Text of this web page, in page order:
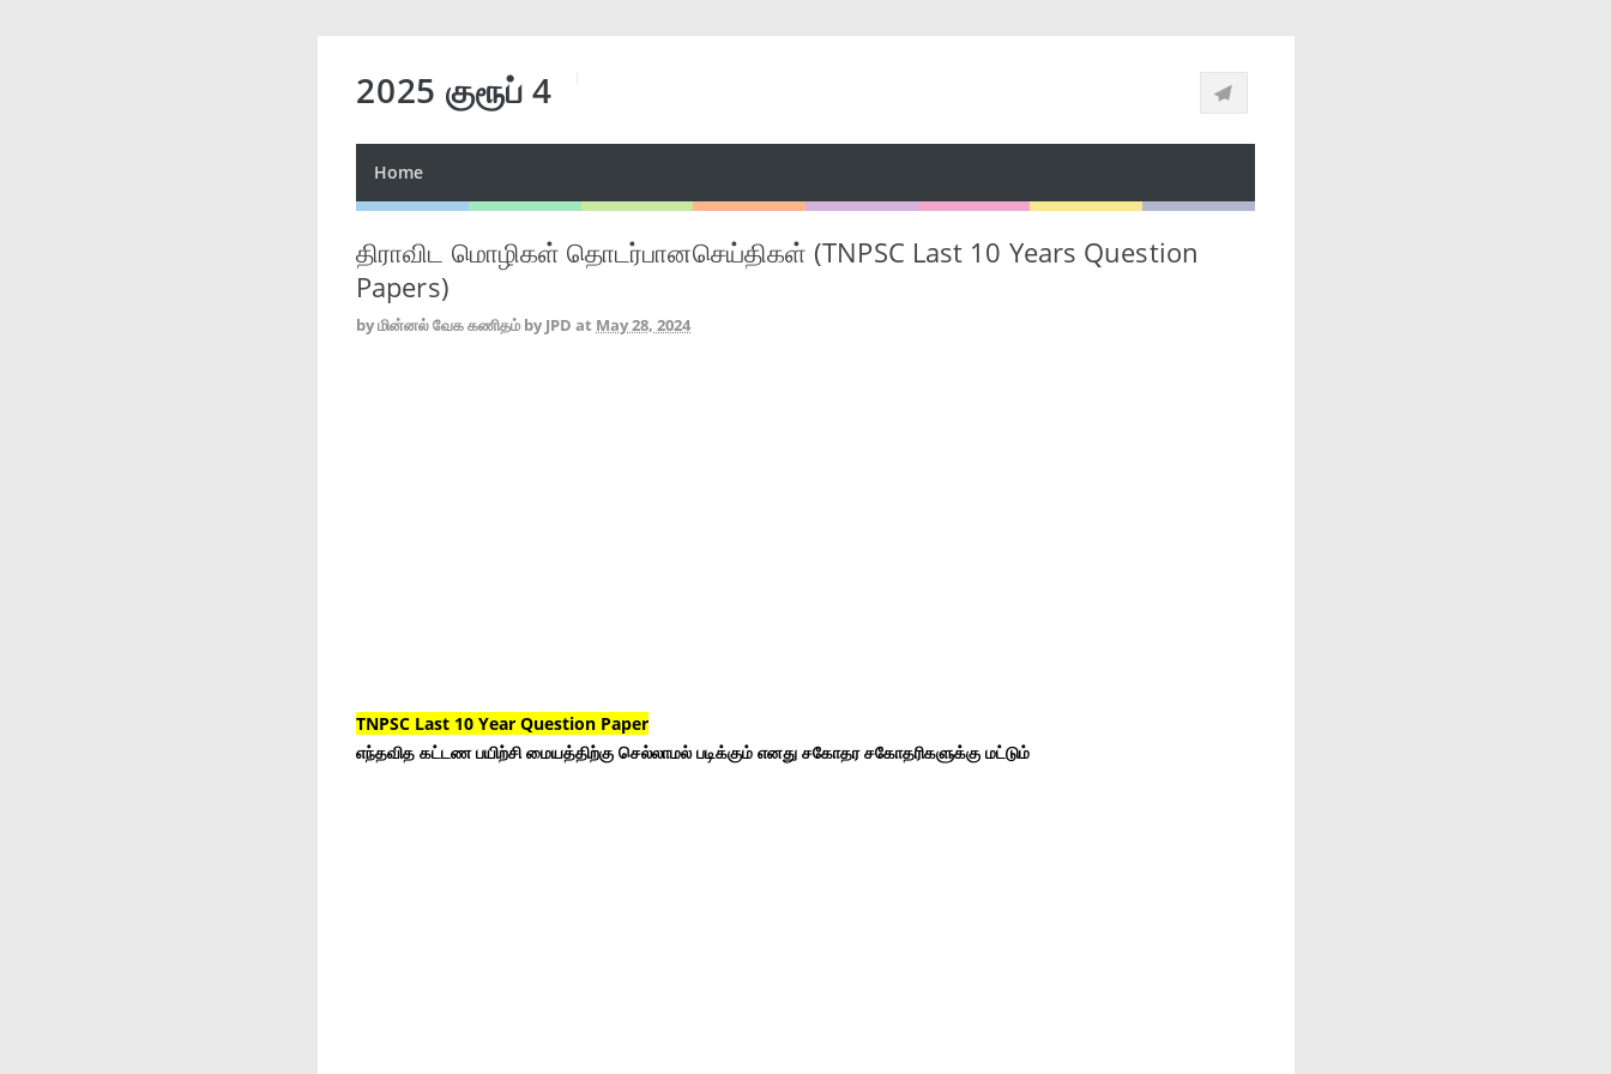
2025 குரூப் 4
Home
திராவிட மொழிகள் தொடர்பானசெய்திகள் (TNPSC Last 10 Years Question
Papers)
byமின்னல் வேக கணிதம் by JPD at May 28, 2024
TNPSC Last 10 Year Question Paper
எந்தவித கட்டண பயிற்சி மையத்திற்கு செல்லாமல் படிக்கும் எனது சகோதர சகோதரிகளுக்கு மட்டும்